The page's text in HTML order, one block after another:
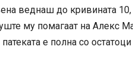
веднаш до кривината
му помагаат на Алекс
патеката е полна со